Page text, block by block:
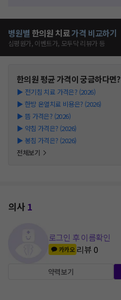
병원별 한의원 치료가격 비교하기
심평원가, 이벤트가, 모두닥 리뷰가 등
한의원평균 가격이 궁금하다면?
▶ 전기침 치료 가격은? (2026)
▶ 한방 온열치료 비용은? (2026)
▶ 뜸 가격은? (2026)
▶ 약침 가격은? (2026)
▶ 봉침 가격은? (2026)
전체보기
의사1
로그인 후 이름확인
카카오 리뷰0
약력보기